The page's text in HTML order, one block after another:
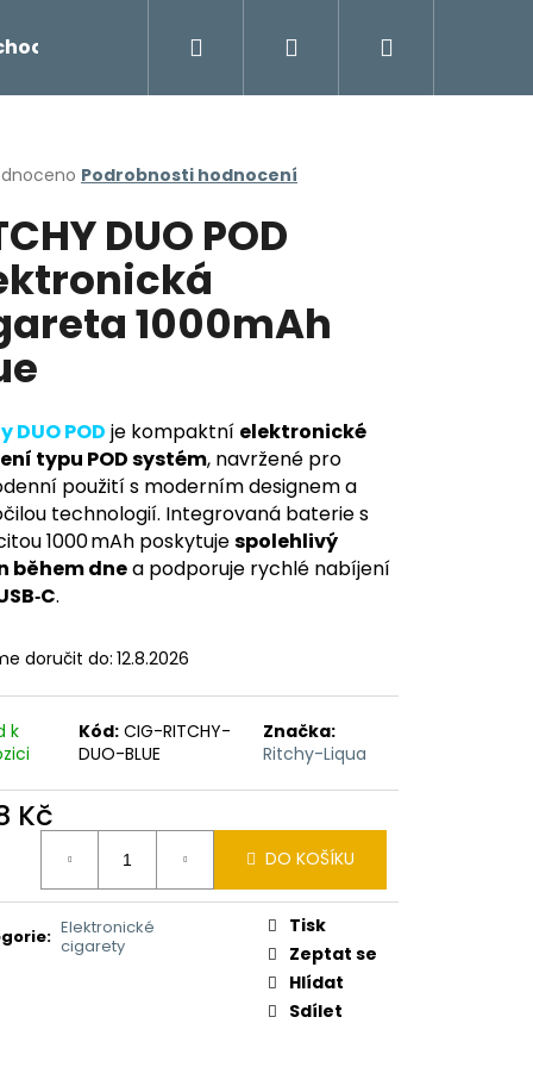
Napište námPřihlášení
Podrobnosti hodnocení
DUO POD
1000mAh
DUO POD je kompaktní elektronické
typu POD systém, navržené pro
použití s moderním designem a
technologií. Integrovaná baterie s
1000 mAh poskytujespolehlivý
během dnea podporuje rychlé nabíjení
.
doručit do: 12.8.2026
k
Kód: CIG-RITCHY-
DUO-BLUE
Značka:
Ritchy-Liqua
Kč
DO KOŠÍKU
: Elektronické
cigarety
Tisk
Zeptat se
Hlídat
Sdílet
Následující
BLEND 10ML-
MÍCHANÝ TABÁK)